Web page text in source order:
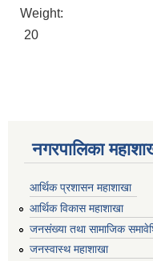
Weight:
20
नगरपालिका
आर्थिक प्रशासन महाशाखा
आर्थिक विकास महाशाखा
जनसंख्या तथा सामाजिक
जनस्वास्थ महाशाखा